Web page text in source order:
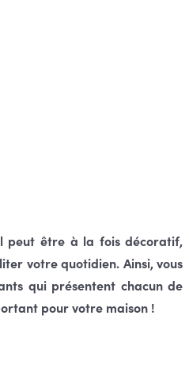
peut être à la fois décoratif,
votre quotidien. Ainsi, vous
qui présentent chacun de
pour votre maison !